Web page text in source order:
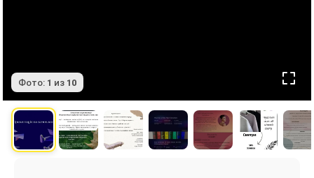
Фото: 1 из 10